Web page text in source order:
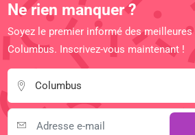
Ne rien manquer ?
Soyez le premier informé des
Columbus. Inscrivez-vous maintenant !
Columbus